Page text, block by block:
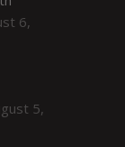
6,
5,